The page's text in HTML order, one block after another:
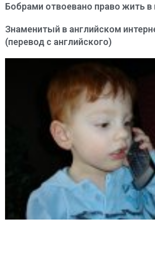
Бобрами отвоевано право жить в
Знаменитый в английском
(перевод с английского)